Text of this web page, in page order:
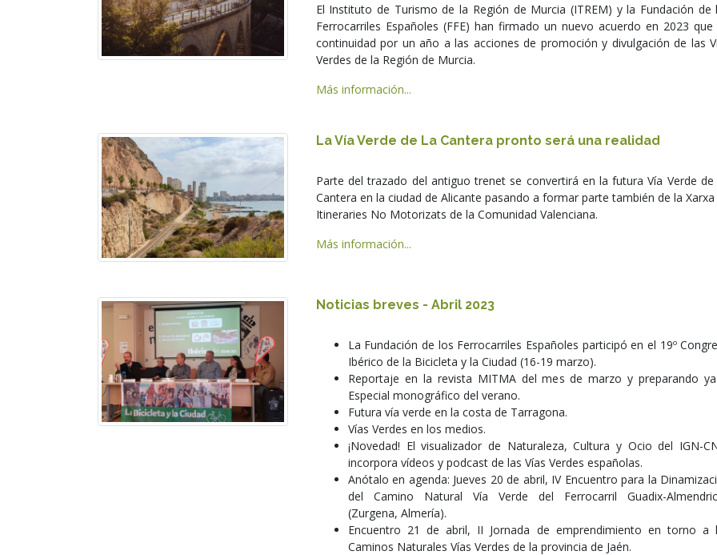
El Instituto de Turismo de la Región de Murcia (ITREM) y la Fundación de
Ferrocarriles Españoles (FFE) han firmado un nuevo acuerdo en 2023 que
continuidad por un año a las acciones de promoción y divulgación de las
Verdes de la Región de Murcia.
Más información...
La Vía Verde de La Cantera pronto será una realidad
Parte del trazado del antiguo trenet se convertirá en la futura Vía Verde de
Cantera en la ciudad de Alicante pasando a formar parte también de la Xarxa
Itineraries No Motorizats de la Comunidad Valenciana.
Más información...
Noticias breves - Abril 2023
La Fundación de los Ferrocarriles Españoles participó en el 19º
Ibérico de la Bicicleta y la Ciudad (16-19 marzo).
Reportaje en la revista MITMA del mes de marzo y preparando
Especial monográfico del verano.
Futura vía verde en la costa de Tarragona.
Vías Verdes en los medios.
¡Novedad! El visualizador de Naturaleza, Cultura y Ocio del IGN-
incorpora vídeos y podcast de las Vías Verdes españolas.
Anótalo en agenda: Jueves 20 de abril, IV Encuentro para la
del Camino Natural Vía Verde del Ferrocarril Guadix-
(Zurgena, Almería).
Encuentro 21 de abril, II Jornada de emprendimiento en torno a
Caminos Naturales Vías Verdes de la provincia de Jaén.